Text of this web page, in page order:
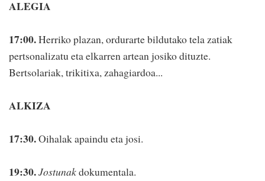
ALEGIA
17:00.Herriko plazan, ordurarte bildutako tela zatiak
pertsonalizatu eta elkarren artean josiko dituzte.
Bertsolariak, trikitixa, zahagiardoa...
ALKIZA
17:30.Oihalak apaindu eta josi.
19:30.Jostunakdokumentala.